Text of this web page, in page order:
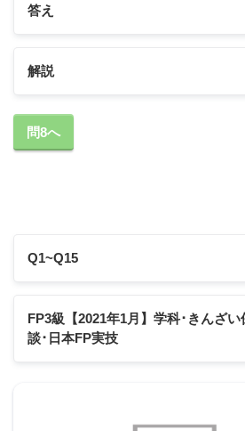
答え
解説
給与収入による所得
問8へ
Q1~Q15
Q1 Q2 Q3
FP3級【2021年1月】学科･きんざ
談･日本FP実技
2021年1月きんざい実技試験:保険